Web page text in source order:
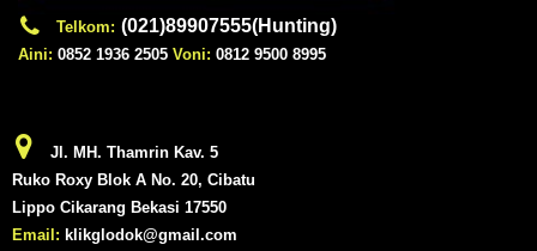
Telkom: (021)89907555(Hunting)
Aini: 0852 1936 2505 Voni: 0812 9500 8995
Jl. MH. Thamrin Kav. 5
Ruko Roxy Blok A No. 20, Cibatu
Lippo Cikarang Bekasi 17550
Email: klikglodok@gmail.com